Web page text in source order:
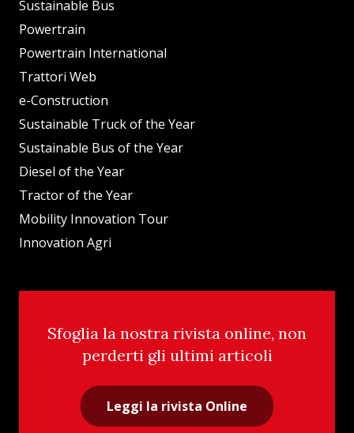
Sustainable Bus
Powertrain
Powertrain International
Trattori Web
e-Construction
Sustainable Truck of the Year
Sustainable Bus of the Year
Diesel of the Year
Tractor of the Year
Mobility Innovation Tour
Innovation Agri
Sfoglia la nostra rivista online, non
perderti gli ultimi articoli
Leggi la rivista Online